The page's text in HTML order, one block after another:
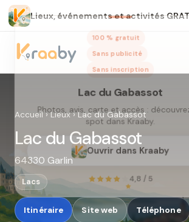
Lieux, événements et activités
100 % gratuit
Sans publicité
Sans inscription
Lac du Gabassot
Photos, avis, carte et accès :
spot dans Kraaby.
Ouvrir dans Kraaby
4,8 / 5
Accueil ›Lieux›Lac du Gabassot
Lac du Gabassot
64330 Garlin
Lacs
Itinéraire Site web Téléphone